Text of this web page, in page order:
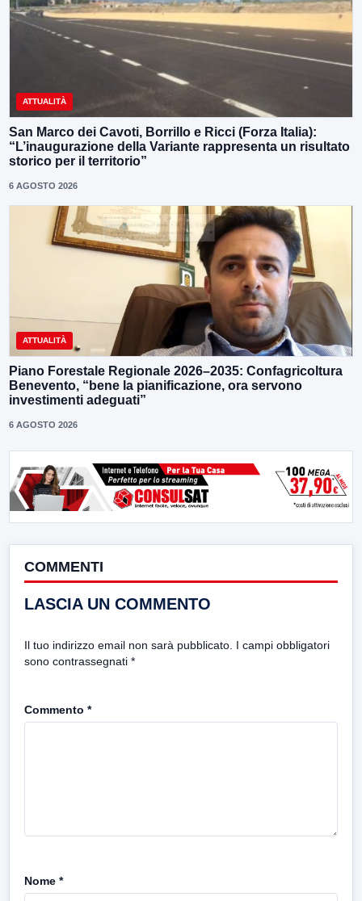
ATTUALITÀ
San Marco dei Cavoti, Borrillo e Ricci (Forza Italia):
“L’inaugurazione della Variante rappresenta un risultato
storico per il territorio”
6 AGOSTO 2026
ATTUALITÀ
Piano Forestale Regionale 2026–2035: Confagricoltura
Benevento, “bene la pianificazione, ora servono
investimenti adeguati”
6 AGOSTO 2026
COMMENTI
LASCIA UN COMMENTO
Il tuo indirizzo email non sarà pubblicato. I campi obbligatori
sono contrassegnati *
Commento *
Nome *